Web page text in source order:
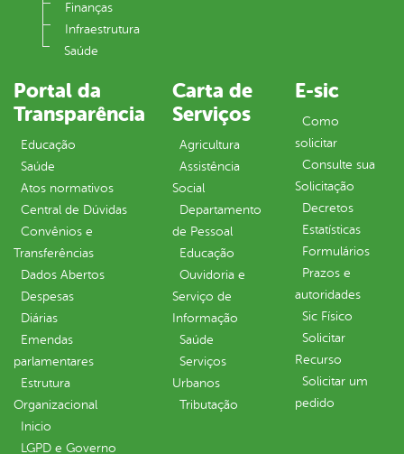
Finanças
Infraestrutura
Saúde
Portal da
Transparência
Educação
Saúde
Atos normativos
Central de Dúvidas
Convênios e
Transferências
Dados Abertos
Despesas
Diárias
Emendas
parlamentares
Estrutura
Organizacional
Inicio
LGPD e Governo
Carta de
Serviços
Agricultura
Assistência
Social
Departamento
de Pessoal
Educação
Ouvidoria e
Serviço de
Informação
Saúde
Serviços
Urbanos
Tributação
E-sic
Como
solicitar
Consulte sua
Solicitação
Decretos
Estatísticas
Formulários
Prazos e
autoridades
Sic Físico
Solicitar
Recurso
Solicitar um
pedido